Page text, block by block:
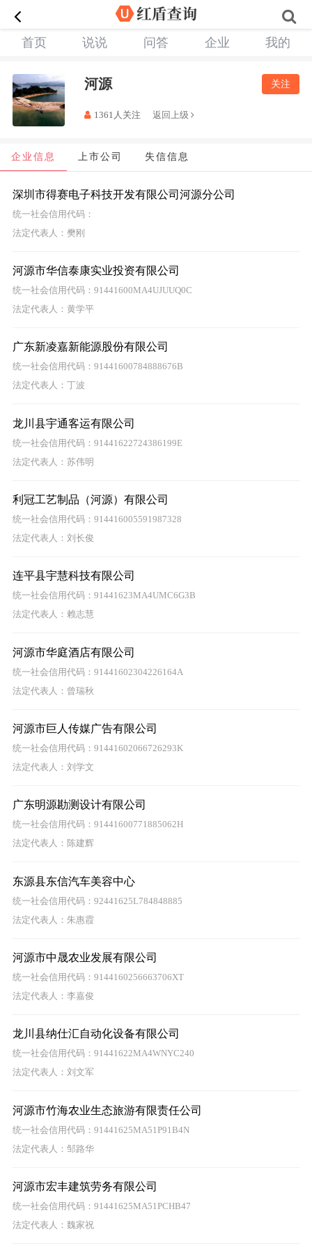
首页 说说 问答 企业 我的
河源 关注
1361人关注 返回上级
企业信息 上市公司 失信信息
深圳市得赛电子科技开发有限公司河源分公司
统一社会信用代码：
法定代表人：樊刚
河源市华信泰康实业投资有限公司
统一社会信用代码：91441600MA4UJUUQ0C
法定代表人：黄学平
广东新凌嘉新能源股份有限公司
统一社会信用代码：91441600784888676B
法定代表人：丁波
龙川县宇通客运有限公司
统一社会信用代码：91441622724386199E
法定代表人：苏伟明
利冠工艺制品（河源）有限公司
统一社会信用代码：914416005591987328
法定代表人：刘长俊
连平县宇慧科技有限公司
统一社会信用代码：91441623MA4UMC6G3B
法定代表人：赖志慧
河源市华庭酒店有限公司
统一社会信用代码：91441602304226164A
法定代表人：曾瑞秋
河源市巨人传媒广告有限公司
统一社会信用代码：91441602066726293K
法定代表人：刘学文
广东明源勘测设计有限公司
统一社会信用代码：91441600771885062H
法定代表人：陈建辉
东源县东信汽车美容中心
统一社会信用代码：92441625L784848885
法定代表人：朱惠霞
河源市中晟农业发展有限公司
统一社会信用代码：9144160256663706XT
法定代表人：李嘉俊
龙川县纳仕汇自动化设备有限公司
统一社会信用代码：91441622MA4WNYC240
法定代表人：刘文军
河源市竹海农业生态旅游有限责任公司
统一社会信用代码：91441625MA51P91B4N
法定代表人：邹路华
河源市宏丰建筑劳务有限公司
统一社会信用代码：91441625MA51PCHB47
法定代表人：魏家祝